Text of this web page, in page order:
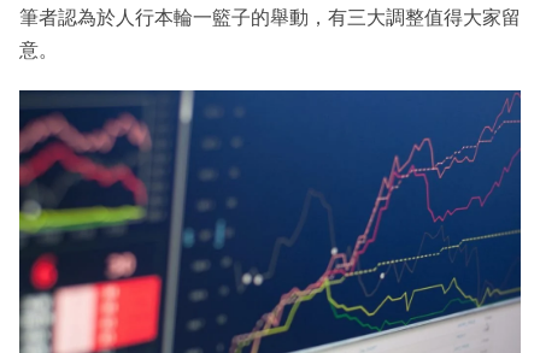
筆者認為於人行本輪一籃子的舉動，有三大調整值得大家留
意。